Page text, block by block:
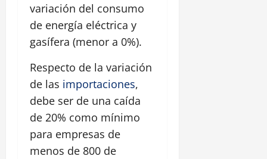
variación del consumo
de energía eléctrica y
gasífera (menor a 0%).
Respecto de la variación
de las importaciones,
debe ser de una caída
de 20% como mínimo
para empresas de
menos de 800 de